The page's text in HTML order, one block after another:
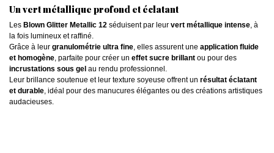
Un vert métallique profond et éclatant
Les Blown Glitter Metallic 12 séduisent par leur vert métallique intense, à
la fois lumineux et raffiné.
Grâce à leur granulométrie ultra fine, elles assurent une application fluide
et homogène, parfaite pour créer un effet sucre brillant ou pour des
incrustations sous gel au rendu professionnel.
Leur brillance soutenue et leur texture soyeuse offrent un résultat éclatant
et durable, idéal pour des manucures élégantes ou des créations artistiques
audacieuses.